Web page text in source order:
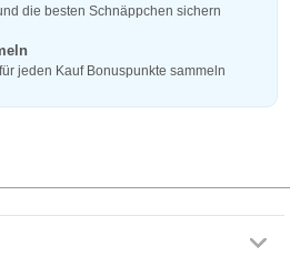
die besten Schnäppchen sichern
jeden Kauf Bonuspunkte sammeln